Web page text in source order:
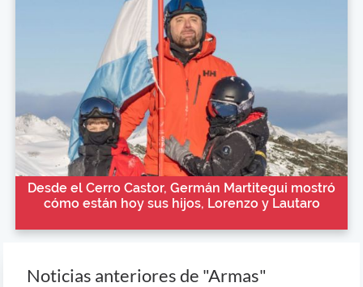
Desde el Cerro Castor, Germán Martitegui mostró
cómo están hoy sus hijos, Lorenzo y Lautaro
Noticias anteriores de "Armas"